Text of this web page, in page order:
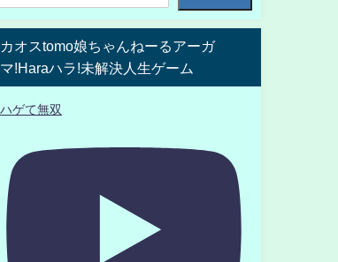
カオスtomo娘ちゃんねーるアーガ
マ!Haraハラ!未解決人生ゲーム
ハゲて無双